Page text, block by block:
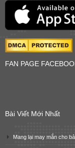
FAN PAGE
Bài Viết Mới Nhất
Mang lại may mắn cho